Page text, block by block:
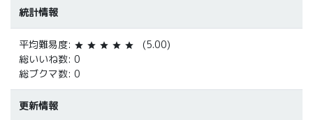
統計情報
平均難易度: star star star star star
(5.00)
総いいね数: 0
総ブクマ数: 0
更新情報